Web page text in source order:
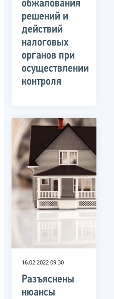
обжалования
решений и
действий
налоговых
органов при
осуществлении
контроля
16.02.2022 09:30
Разъяснены
нюансы